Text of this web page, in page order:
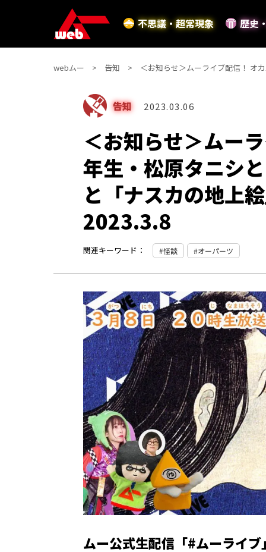
不思議・超常現象 歴史
webムー 告知 ＜お知らせ＞ムーライブ配信！ オ
告知 2023.03.06
＜お知らせ＞ムー
年生・松原タニシ
と「ナスカの地上
2023.3.8
関連キーワード： 怪談 オーパーツ
ムー公式生配信「#ムーライ